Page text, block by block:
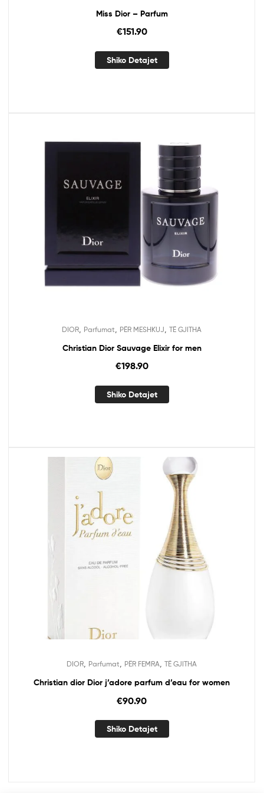
Miss Dior – Parfum
€151.90
Shiko Detajet
DIOR Parfumat PËR MESHKUJ TË GJITHA
Christian Dior Sauvage Elixir for men
€198.90
Shiko Detajet
DIOR Parfumat PËR FEMRA TË GJITHA
Christian dior Dior j’adore parfum d’eau for women
€90.90
Shiko Detajet